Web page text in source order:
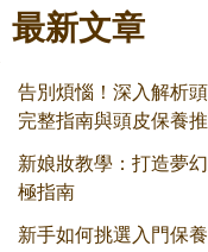
最新文章
告別煩惱！深入解析
完整指南與頭皮保養
新娘妝教學：打造夢
極指南
新手如何挑選入門保